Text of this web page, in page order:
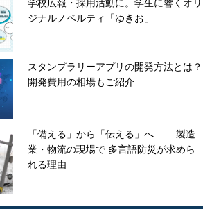
学校広報・採用活動に。学生に響くオリ
ジナルノベルティ「ゆきお」
スタンプラリーアプリの開発方法とは？
開発費用の相場もご紹介
「備える」から「伝える」へ—— 製造
業・物流の現場で 多言語防災が求めら
れる理由